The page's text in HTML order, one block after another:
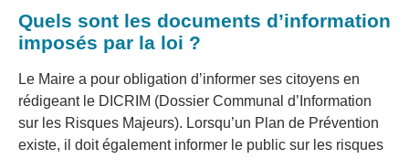
Quels sont les documents d’information
imposés par la loi ?
Le Maire a pour obligation d’informer ses citoyens en
rédigeant le DICRIM (Dossier Communal d’Information
sur les Risques Majeurs). Lorsqu’un Plan de Prévention
existe, il doit également informer le public sur les risques